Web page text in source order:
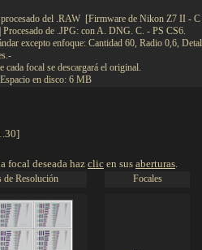
procesado del .RAW [Firmware de Nikon Z7 II -
de .JPG: con A. DNG. C. - PS CS6.
excepto enfoque: Cantidad 60, Radio 0,6,
cada focal se descargará el original.
en disco: 6 MB
focal deseada hazclic en sus aberturas.
de Resolución Focales